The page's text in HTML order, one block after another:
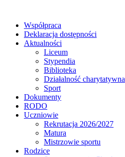
Współpraca
Deklaracja dostępności
Aktualności
Liceum
Stypendia
Biblioteka
Działalność charytatywna
Sport
Dokumenty
RODO
Uczniowie
Rekrutacja 2026/2027
Matura
Mistrzowie sportu
Rodzice